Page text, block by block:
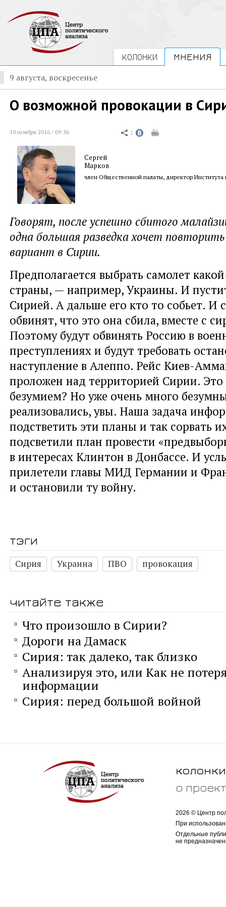
КОЛОНКИ МНЕНИЯ
9 августа, воскресенье
О возможной провокации в
10 ноября 2016 / 09:56
Сергей
Марков
член Общественной палаты, директор Института
Говорят, после успешно сбитого
одна большая разведка хочет
вариант в Сирии.
Предполагается выбрать самолет
страны, — например, Украины. И
Сирией. А дальше его кто то собьет. И
обвинят, что это она сбила, вместе с
Поэтому будут обвинять Россию в
преступлениях и будут требовать
наступление в Алеппо. Рейс Киев-
проложен над территорией Сирии. Это
безумием? Но уже очень много
реализовались, увы. Наша задача
подстветить эти планы и так сорвать
подсветили план провести
в интересах Клинтон в Донбассе. И
прилетели главы МИД Германии и
и остановили ту войну.
тэги
Сирия Украина ПВО провокация
читайте также
Что произошло в Сирии?
Дороги на Дамаск
Сирия: так далеко, так близко
Анализируя это, или Как не
информации
Сирия: перед большой войной
колонки
о
2026 © Центр
При
Отдельные
не